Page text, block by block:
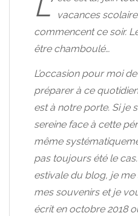
L’
vacances
commencent ce soir.
être chamboulé…
L’occasion pour moi
préparer à ce
est à notre porte. Si je
sereine face à cette
même
pas toujours été le
estivale du blog, je
mes souvenirs et je
écrit en octobre 2018